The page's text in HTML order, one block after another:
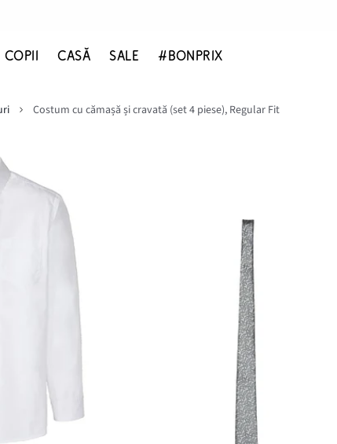
COPII CASĂ SALE #BONPRIX
Costum cu cămașă și cravată (set 4 piese), Regular Fit